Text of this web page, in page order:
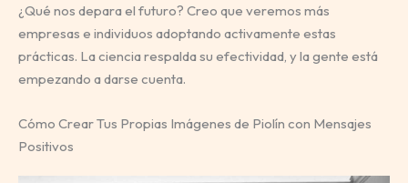
¿Qué nos depara el futuro? Creo que veremos más
empresas e individuos adoptando activamente estas
prácticas. La ciencia respalda su efectividad, y la gente está
empezando a darse cuenta.
Cómo Crear Tus Propias Imágenes de Piolín con Mensajes
Positivos